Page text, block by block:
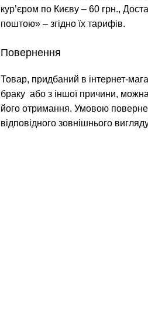
кур’єром по Києву – 60 грн.,
поштою» – згідно їх тарифів.
Повернення
Товар, придбаний в інтернет-
браку або з іншої причини,
його отримання. Умовою
відповідного зовнішнього